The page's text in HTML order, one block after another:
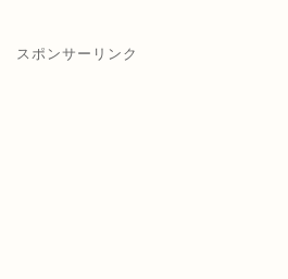
スポンサーリンク